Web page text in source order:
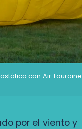
con Air Touraine
por el viento y